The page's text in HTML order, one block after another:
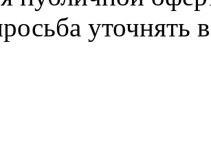
уточнять